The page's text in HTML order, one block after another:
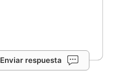
Enviar respuesta